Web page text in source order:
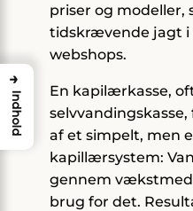
priser og modeller,
tidskrævende jagt i
webshops.
En kapilærkasse,
af et simpelt, men
kapillærsystem:
gennem
brug for det.
→
Indhold